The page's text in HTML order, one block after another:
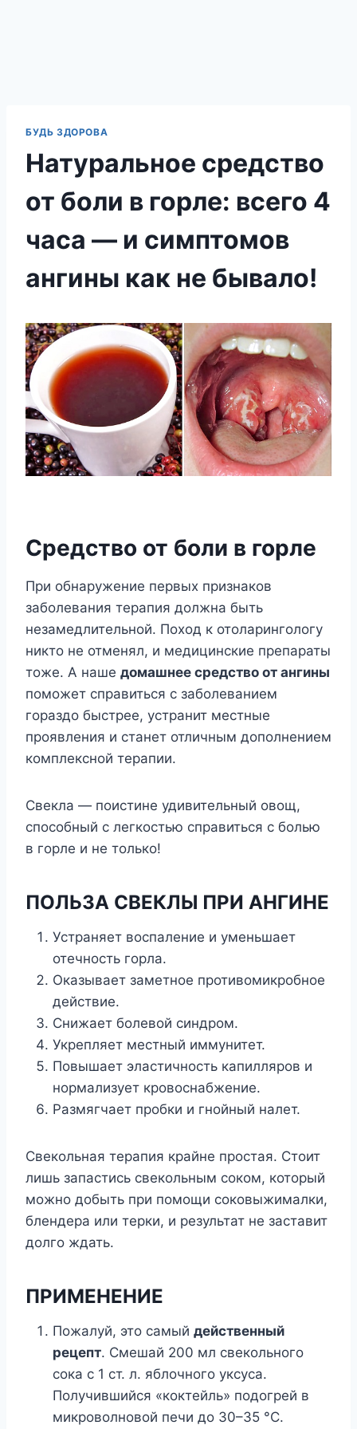
БУДЬ ЗДОРОВА
Натуральное средство
от боли в горле: всего 4
часа — и симптомов
ангины как не бывало!
Средство от боли в горле
При обнаружение первых признаков
заболевания терапия должна быть
незамедлительной. Поход к отоларингологу
никто не отменял, и медицинские препараты
тоже. А наше домашнее средство от ангины
поможет справиться с заболеванием
гораздо быстрее, устранит местные
проявления и станет отличным дополнением
комплексной терапии.
Свекла — поистине удивительный овощ,
способный с легкостью справиться с болью
в горле и не только!
ПОЛЬЗА СВЕКЛЫ ПРИ АНГИНЕ
Устраняет воспаление и уменьшает
отечность горла.
Оказывает заметное противомикробное
действие.
Снижает болевой синдром.
Укрепляет местный иммунитет.
Повышает эластичность капилляров и
нормализует кровоснабжение.
Размягчает пробки и гнойный налет.
Свекольная терапия крайне простая. Стоит
лишь запастись свекольным соком, который
можно добыть при помощи соковыжималки,
блендера или терки, и результат не заставит
долго ждать.
ПРИМЕНЕНИЕ
Пожалуй, это самый действенный
рецепт. Смешай 200 мл свекольного
сока с 1 ст. л. яблочного уксуса.
Получившийся «коктейль» подогрей в
микроволновой печи до 30–35 °C.